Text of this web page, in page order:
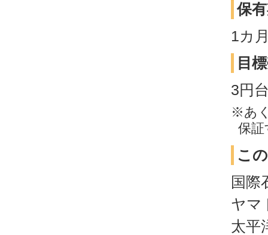
保
1カ
目
3円
※あ
保
こ
国際
ヤマ
太平